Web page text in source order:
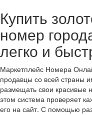
Купить
номер
легко и
Маркетплейс Номера
продавцы со всей страны
размещать свои
этом система проверяет
его на сайт. С помощью